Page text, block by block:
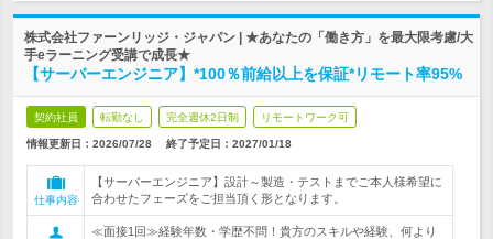
株式会社ファーンリッジ・ジャパン | ★あなたの「働き方」を最大限考慮/大
手eラーニング受講で成長★
【サーバーエンジニア】*100％前給以上を保証*リモート率95%
契約社員 転勤なし 完全週休2日制 リモートワーク可
情報更新日：2026/07/28 終了予定日： 2027/01/18
仕事内容
【サーバーエンジニア】設計～製造・テストまでご本人様希望に
合わせたフェーズをご担当頂く形となります。
≪面接1回≫経験年数・学歴不問！貴方のスキルや経験、何より